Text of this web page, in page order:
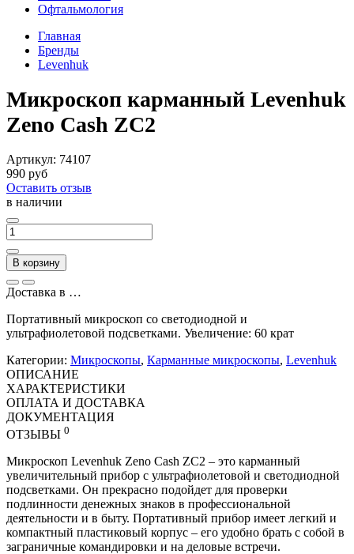
Офтальмология
Главная
Бренды
Levenhuk
Микроскоп карманный Levenhuk
Zeno Cash ZC2
Артикул: 74107
990 руб
Оставить отзыв
в наличии
В корзину
Доставка в …
Портативный микроскоп со светодиодной и
ультрафиолетовой подсветками. Увеличение: 60 крат
Категории: Микроскопы, Карманные микроскопы, Levenhuk
ОПИСАНИЕ
ХАРАКТЕРИСТИКИ
ОПЛАТА И ДОСТАВКА
ДОКУМЕНТАЦИЯ
ОТЗЫВЫ 0
Микроскоп Levenhuk Zeno Cash ZC2 – это карманный
увеличительный прибор с ультрафиолетовой и светодиодной
подсветками. Он прекрасно подойдет для проверки
подлинности денежных знаков в профессиональной
деятельности и в быту. Портативный прибор имеет легкий и
компактный пластиковый корпус – его удобно брать с собой в
заграничные командировки и на деловые встречи.